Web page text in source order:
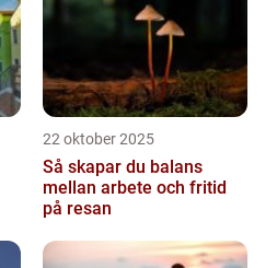
22 oktober 2025
Så skapar du balans
mellan arbete och fritid
på resan